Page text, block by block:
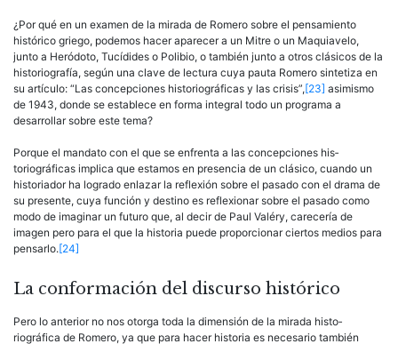
¿Por qué en un examen de la mirada de Romero sobre el pensa­miento
histórico griego, podemos hacer aparecer a un Mitre o un Maquiavelo,
junto a Heródoto, Tucídides o Polibio, o también junto a otros clásicos de la
historiografía, según una clave de lectura cuya pau­ta Romero sintetiza en
su artículo: “Las concepciones historiográficas y las crisis”,[23] asimismo
de 1943, donde se establece en forma integral todo un programa a
desarrollar sobre este tema?
Porque el mandato con el que se enfrenta a las concepciones his­
toriográficas implica que estamos en presencia de un clásico, cuando un
historiador ha logrado enlazar la reflexión sobre el pasado con el drama de
su presente, cuya función y destino es reflexionar sobre el pasado como
modo de imaginar un futuro que, al decir de Paul Valéry, carecería de
imagen pero para el que la historia puede proporcionar ciertos medios para
pensarlo.[24]
La conformación del discurso histórico
Pero lo anterior no nos otorga toda la dimensión de la mirada histo­
riográfica de Romero, ya que para hacer historia es necesario también